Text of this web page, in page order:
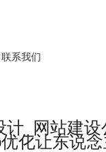
联系我们
计_网站建设
化让东说